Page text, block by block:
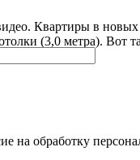
на обработку
Квартиры в
(3,0 метра). Вот